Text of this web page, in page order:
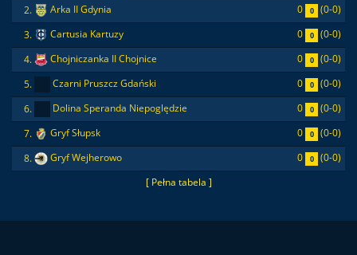
[ Pełna tabela ]
2.
Arka II Gdynia 0 0
(0-0)
3.
Cartusia Kartuzy 0 0
(0-0)
4.
Chojniczanka II Chojnice 0 0
(0-0)
5.
Czarni Pruszcz Gdański 0 0
(0-0)
6.
Dolina Speranda Niepoględzie 0 0
(0-0)
7.
Gryf Słupsk 0 0
(0-0)
8.
Gryf Wejherowo 0 0 (0-0)